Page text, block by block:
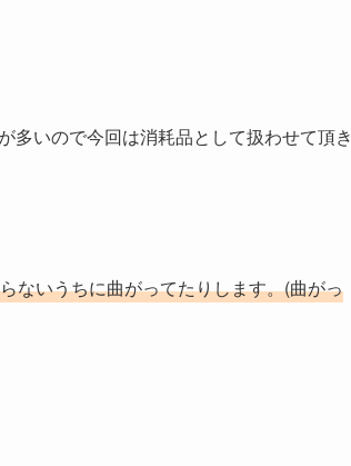
多いので今回は消耗品として扱わせて頂き
ないうちに曲がってたりします。(曲がっ